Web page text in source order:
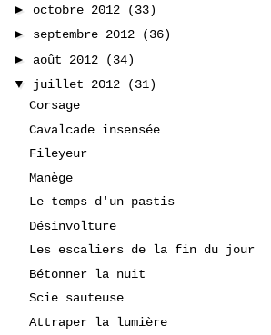
► octobre 2012
(33)
► septembre 2012
(36)
► août 2012
(34)
▼ juillet 2012
(31)
Corsage
Cavalcade insensée
Fileyeur
Manège
Le temps d'un pastis
Désinvolture
Les escaliers de la fin du jour
Bétonner la nuit
Scie sauteuse
Attraper la lumière